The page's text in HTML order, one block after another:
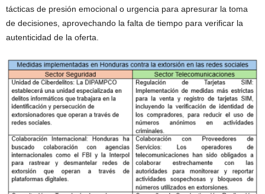
tácticas de presión emocional o urgencia para apresurar la toma
de decisiones, aprovechando la falta de tiempo para verificar la
autenticidad de la oferta.